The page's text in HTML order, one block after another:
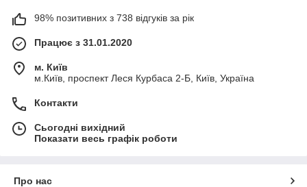
98% позитивних з 738 відгуків за рік
Працює з 31.01.2020
м. Київ
м.Київ, проспект Леся Курбаса 2-Б, Київ, Україна
Контакти
Сьогодні вихідний
Показати весь графік роботи
Про нас